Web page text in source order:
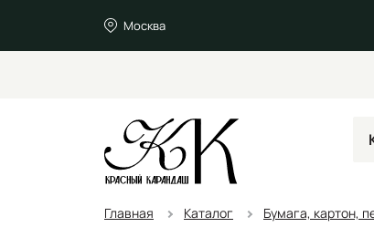
Москва
Главная Каталог Бумага, картон,